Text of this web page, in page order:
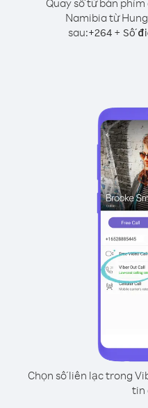
Quay số từ bàn
Namibia từ
sau:+264 + Số
Chọn số liên lạc trong
tin